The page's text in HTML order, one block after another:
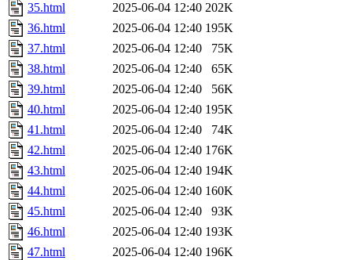
35.html
2025-06-04 12:40 202K
36.html
2025-06-04 12:40 195K
37.html
2025-06-04 12:40
75K
38.html
2025-06-04 12:40
65K
39.html
2025-06-04 12:40
56K
40.html
2025-06-04 12:40 195K
41.html
2025-06-04 12:40
74K
42.html
2025-06-04 12:40 176K
43.html
2025-06-04 12:40 194K
44.html
2025-06-04 12:40 160K
45.html
2025-06-04 12:40
93K
46.html
2025-06-04 12:40 193K
47.html
2025-06-04 12:40 196K